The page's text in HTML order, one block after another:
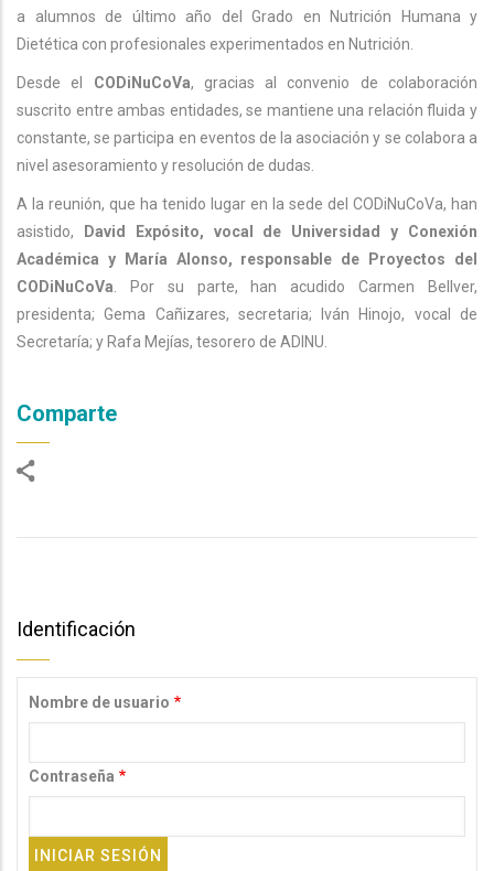
a alumnos de último año del Grado en Nutrición Humana y
Dietética con profesionales experimentados en Nutrición.
Desde el CODiNuCoVa, gracias al convenio de colaboración
suscrito entre ambas entidades, se mantiene una relación fluida y
constante, se participa en eventos de la asociación y se colabora a
nivel asesoramiento y resolución de dudas.
A la reunión, que ha tenido lugar en la sede del CODiNuCoVa, han
asistido,
David Expósito, vocal de Universidad y Conexión
Académica y María Alonso, responsable de Proyectos del
CODiNuCoVa. Por su parte, han acudido Carmen Bellver,
presidenta; Gema Cañizares, secretaria; Iván Hinojo, vocal de
Secretaría; y Rafa Mejías, tesorero de ADINU.
Comparte
Identificación
Nombre de usuario
Contraseña